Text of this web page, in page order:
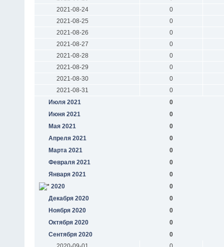
2021-08-24
0
2021-08-25
0
2021-08-26
0
2021-08-27
0
2021-08-28
0
2021-08-29
0
2021-08-30
0
2021-08-31
0
Июля 2021
0
Июня 2021
0
Мая 2021
0
Апреля 2021
0
Марта 2021
0
Февраля 2021
0
Января 2021
0
2020
0
Декабря 2020
0
Ноября 2020
0
Октября 2020
0
Сентября 2020
0